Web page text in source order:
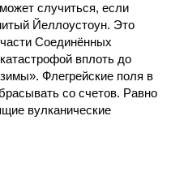
случиться, если
Йеллоустоун. Это
Соединённых
вплоть до
Флегрейские поля в
со счетов. Равно
вулканические